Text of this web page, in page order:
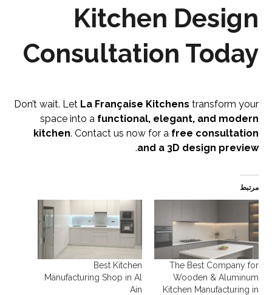
Kitchen Design
Consultation Today
Don’t wait. Let La Française Kitchens transform your
space into a functional, elegant, and modern
kitchen. Contact us now for a free consultation
and a 3D design preview
.
مرتبط
The Best Company for
Wooden & Aluminum
Kitchen Manufacturing in
Best Kitchen
Manufacturing Shop in Al
Ain